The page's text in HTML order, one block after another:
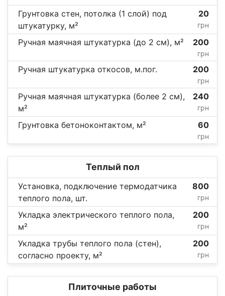
Грунтовка стен, потолка (1 слой) под
штукатурку, м²
20
грн
Ручная маячная штукатурка (до 2 см), м² 200
грн
Ручная штукатурка откосов, м.пог. 200
грн
Ручная маячная штукатурка (более 2 см),
м²
240
грн
Грунтовка бетоноконтактом, м² 60
грн
Теплый пол
Установка, подключение термодатчика
теплого пола, шт.
800
грн
Укладка электрического теплого пола,
м²
200
грн
Укладка трубы теплого пола (стен),
согласно проекту, м²
200
грн
Плиточные работы